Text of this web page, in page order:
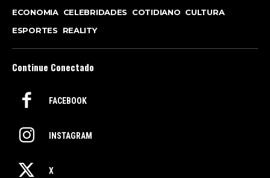
ECONOMIA CELEBRIDADES COTIDIANO CULTURA
ESPORTES
REALITY
Continue Conectado
FACEBOOK
INSTAGRAM
X